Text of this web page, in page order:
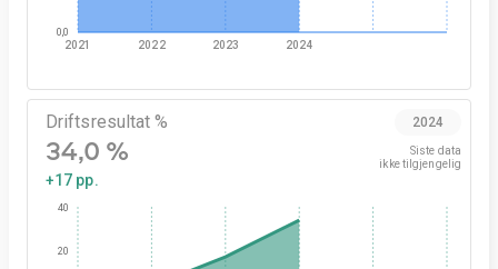
2021 2022 2023 2024
0,0
Driftsresultat %
34,0 %
+17 pp.
2024
Siste data
ikke tilgjengelig
20
40